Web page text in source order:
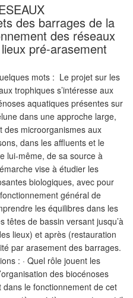
des barrages de la
des réseaux
pré-arasement
mots : Le projet sur les
trophiques s’intéresse aux
aquatiques présentes sur
dans une approche large,
des microorganismes aux
dans les affluents et le
lui-même, de sa source à
vise à étudier les
biologiques, avec pour
général de
les équilibres dans les
têtes de bassin versant jusqu’à
lieux) et après (restauration
par arasement des barrages.
: · Quel rôle jouent les
des biocénoses
le fonctionnement de cet